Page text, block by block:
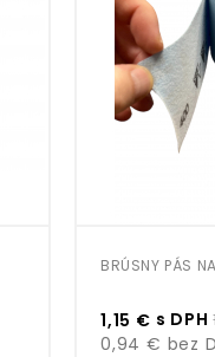
BRÚSNY PÁS
Cena
1,15 € s DPH
0,94 € bez